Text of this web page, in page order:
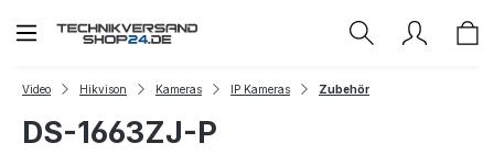
Zum Hauptinhalt springen
Video Hikvison Kameras IP Kameras Zubehör
DS-1663ZJ-P